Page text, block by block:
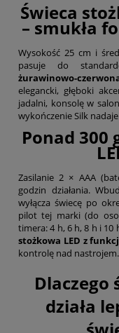
Świeca
– smukła
Wysokość 25 cm i
pasuje do
żurawinowo-
elegancki, głęboki
jadalni, konsolę w
wykończenie Silk
Ponad 300
Zasilanie 2 × AAA
godzin działania.
wyłącza świecę po
pilot tej marki (do
timera: 4 h, 6 h, 8 h i 10
stożkowa LED z
kontrolę nad nastrojem.
Dlaczego
działa